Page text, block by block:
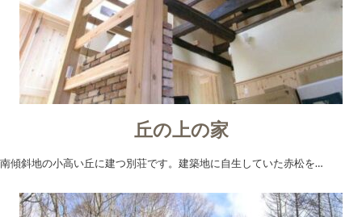
丘の上の家
南傾斜地の小高い丘に建つ別荘です。建築地に自生していた赤松を…